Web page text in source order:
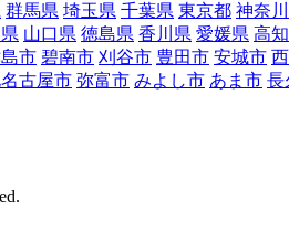
群馬県 埼玉県 千葉県 東京都 神奈
山口県 徳島県 香川県 愛媛県 高
市 碧南市 刈谷市 豊田市 安城市
古屋市 弥富市 みよし市 あま市 長